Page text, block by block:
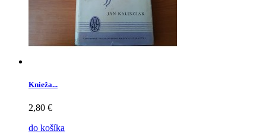
Knieža...
2,80 €
do košíka